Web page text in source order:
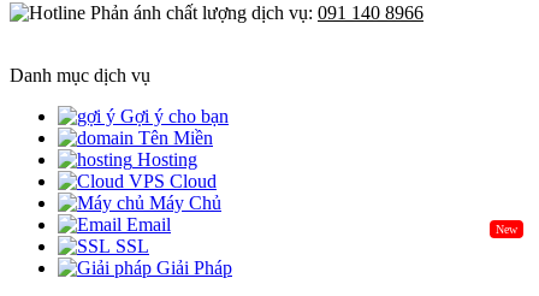
Phản ánh chất lượng dịch vụ: 091 140 8966
Danh mục dịch vụ
Gợi ý cho bạn
Tên Miền
Hosting
Cloud
Máy Chủ
New
Email
SSL
Giải Pháp